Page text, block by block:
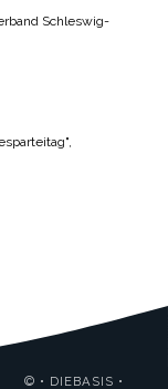
Schleswig-
© • DIEBASIS •